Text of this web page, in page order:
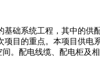
础系统工程，其中的供
目的重点。本项目供
。配电线缆、配电柜